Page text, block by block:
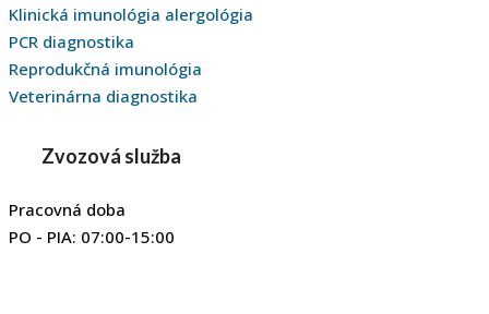
Klinická imunológia alergológia
PCR diagnostika
Reprodukčná imunológia
Veterinárna diagnostika
Zvozová služba
Pracovná doba
PO - PIA: 07:00-15:00